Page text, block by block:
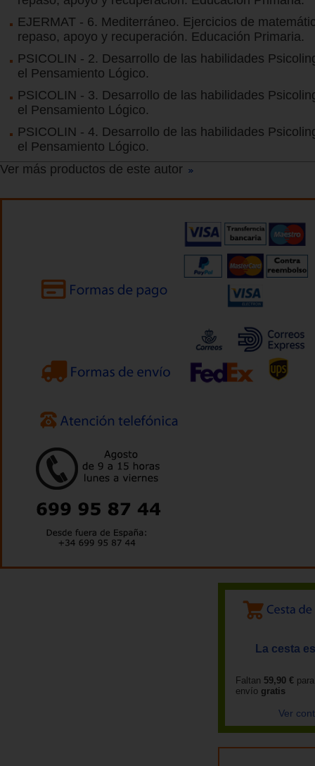
EJERMAT - 6. Mediterráneo. Ejercicios de
repaso, apoyo y recuperación. Educación Primaria.
PSICOLIN - 2. Desarrollo de las habilidades
el Pensamiento Lógico.
PSICOLIN - 3. Desarrollo de las habilidades
el Pensamiento Lógico.
PSICOLIN - 4. Desarrollo de las habilidades
el Pensamiento Lógico.
Ver más productos de este autor
La cesta
Faltan 59,90 €
envío gratis
Ver